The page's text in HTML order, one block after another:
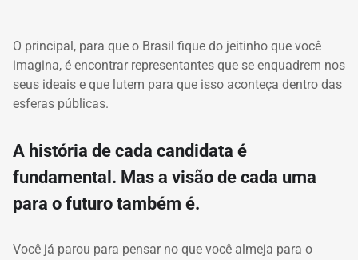
O principal, para que o Brasil fique do jeitinho que você
imagina, é encontrar representantes que se enquadrem nos
seus ideais e que lutem para que isso aconteça dentro das
esferas públicas.
A história de cada candidata é
fundamental. Mas a visão de cada uma
para o futuro também é.
Você já parou para pensar no que você almeja para o